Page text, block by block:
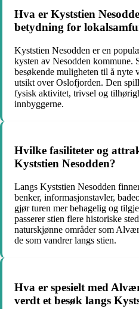
Hva er Kyststien
betydning for
Kyststien Nesodden er en
kysten av Nesodden
besøkende muligheten til å
utsikt over Oslofjorden. Den
fysisk aktivitet, trivsel og
innbyggerne.
Hvilke fasiliteter og
Kyststien Nesodden?
Langs Kyststien Nesodden
benker, informasjonstavler,
gjør turen mer behagelig og
passerer stien flere historiske
naturskjønne områder som
de som vandrer langs stien.
Hva er spesielt med
verdt et besøk langs